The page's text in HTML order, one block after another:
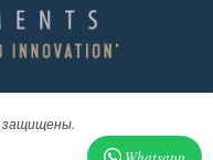
защищены.